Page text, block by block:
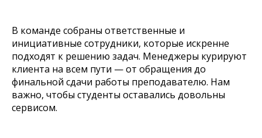
В команде собраны ответственные и
инициативные сотрудники, которые искренне
подходят к решению задач. Менеджеры курируют
клиента на всем пути — от обращения до
финальной сдачи работы преподавателю. Нам
важно, чтобы студенты оставались довольны
сервисом.